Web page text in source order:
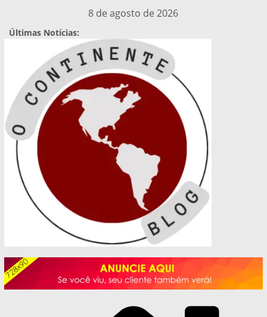
para
8 de agosto de 2026
Últimas Notícias: